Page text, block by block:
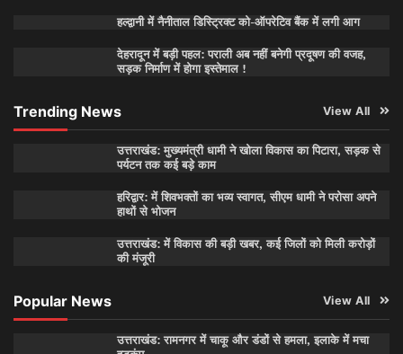
हल्द्वानी में नैनीताल डिस्ट्रिक्ट को-ऑपरेटिव बैंक में लगी आग
देहरादून में बड़ी पहल: पराली अब नहीं बनेगी प्रदूषण की वजह,
सड़क निर्माण में होगा इस्तेमाल !
Trending News View All
उत्तराखंड: मुख्यमंत्री धामी ने खोला विकास का पिटारा, सड़क से
पर्यटन तक कई बड़े काम
हरिद्वार: में शिवभक्तों का भव्य स्वागत, सीएम धामी ने परोसा अपने
हाथों से भोजन
उत्तराखंड: में विकास की बड़ी खबर, कई जिलों को मिली करोड़ों
की मंजूरी
Popular News View All
उत्तराखंड: रामनगर में चाकू और डंडों से हमला, इलाके में मचा